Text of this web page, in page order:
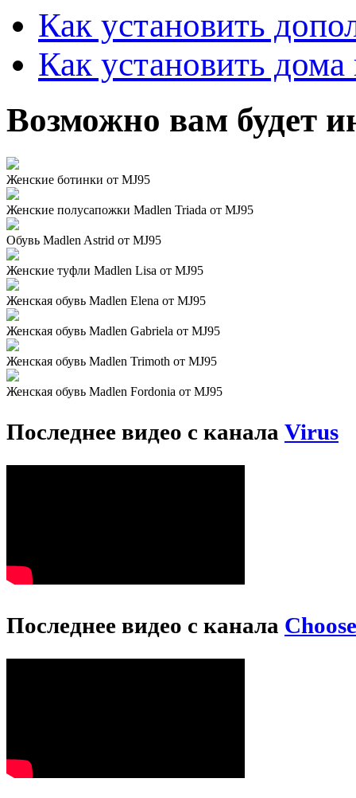
Как установить
Как установить
Возможно вам будет
Женские ботинки от MJ95
Женские полусапожки Madlen Triada от MJ95
Обувь Madlen Astrid от MJ95
Женские туфли Madlen Lisa от MJ95
Женская обувь Madlen Elena от MJ95
Женская обувь Madlen Gabriela от MJ95
Женская обувь Madlen Trimoth от MJ95
Женская обувь Madlen Fordonia от MJ95
Последнее видео с канала Virus
Последнее видео с канала